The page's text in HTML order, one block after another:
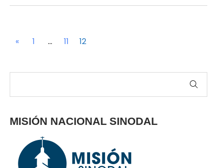
MISIÓN NACIONAL SINODAL
« 1 … 11 12